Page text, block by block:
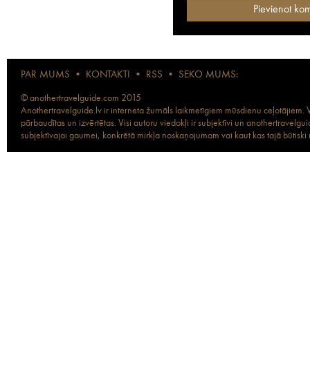
PAR MUMS • KONTAKTI • RSS • SEKO MUMS:
© anothertravelguide.com 2015
Anothertravelguide.lv ir interneta žurnāls laikmetīgiem mūsdienu
pārbaudītas un izvērtētas. Visi autoru viedokļi ir subjektīvi un
subjektīvajai gaumei, konkrētā mirkļa noskaņojumam vai kaut kas tajā